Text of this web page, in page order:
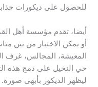
للحصول على ديكورات
أيضا، تقدم مؤسسة أهل
أو يمكن الاختيار من بين
المعيشة، المجالس، غرف
حي النخيل على دمج هذه
ليظهر الديكور بأبهى صورة.